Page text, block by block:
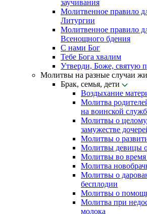
заучивания
Молитвенное правило
Литургии
Молитвенное правило
Всенощного бдения
С нами Бог
Тебе Бога хвалим
Утверди, Боже, святую
Молитвы на разные случаи
Брак, семья, дети
Воздыхание
Молитва
на воинской
Молитвы о
замужестве
Молитвы о
Молитвы девицы
Молитвы во время
Молитва
Молитвы о
бесплодии
Молитвы о
Молитва при
молока